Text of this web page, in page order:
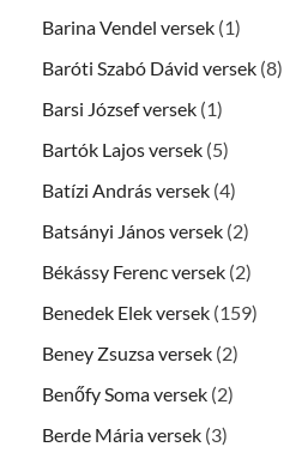
Barina Vendel versek (1)
Baróti Szabó Dávid versek (8)
Barsi József versek (1)
Bartók Lajos versek (5)
Batízi András versek (4)
Batsányi János versek (2)
Békássy Ferenc versek (2)
Benedek Elek versek (159)
Beney Zsuzsa versek (2)
Benőfy Soma versek (2)
Berde Mária versek (3)